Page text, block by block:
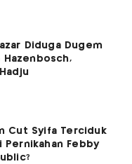
Diduga Dugem
Hazenbosch,
Cut Syifa Terciduk
Pernikahan Febby